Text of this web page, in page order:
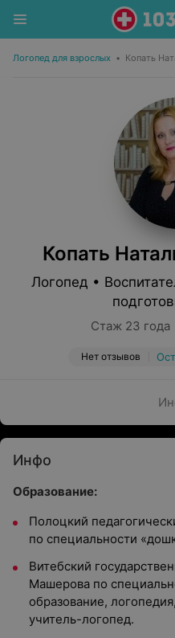
Логопед для взрослых • Копать
Копать
Логопед •
Стаж 23
Нет отзывов
Инфо
Образование:
Полоцкий
по специальности
Витебский
Машерова по
образование,
учитель-логопед.